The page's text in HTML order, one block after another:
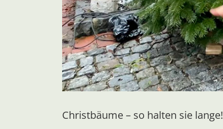
Christbäume – so halten sie lange!